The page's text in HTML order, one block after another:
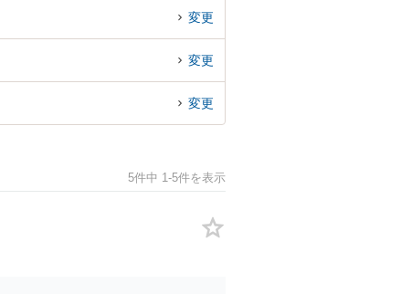
変更
変更
変更
5件中 1-5件を表示